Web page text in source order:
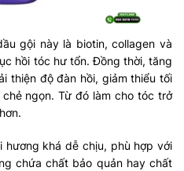
gội này là biotin, collagen và
hồi tóc hư tổn. Đồng thời, tăng
thiện độ đàn hồi, giảm thiểu tối
ngọn. Từ đó làm cho tóc trở
hương khá dễ chịu, phù hợp với
chứa chất bảo quản hay chất